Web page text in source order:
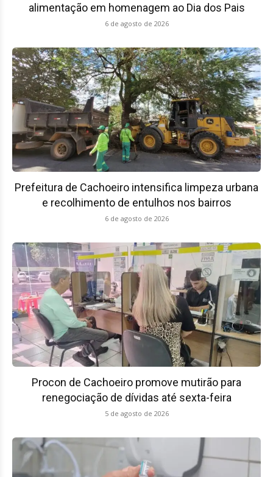
alimentação em homenagem ao Dia dos Pais
6 de agosto de 2026
Prefeitura de Cachoeiro intensifica limpeza urbana
e recolhimento de entulhos nos bairros
6 de agosto de 2026
Procon de Cachoeiro promove mutirão para
renegociação de dívidas até sexta-feira
5 de agosto de 2026